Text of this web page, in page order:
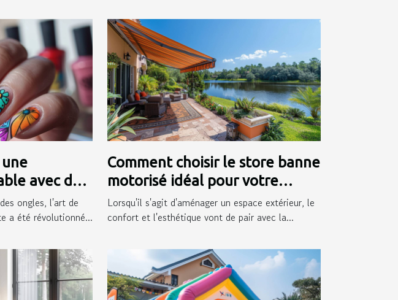
avec des
ongles, l'art de
a été révolutionné...
Comment choisir le store banne
motorisé idéal pour votre
extérieur
Lorsqu'il s'agit d'aménager un espace extérieur, le
confort et l'esthétique vont de pair avec la...